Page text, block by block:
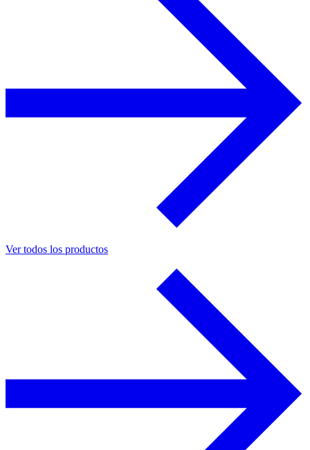
Ver todos los productos